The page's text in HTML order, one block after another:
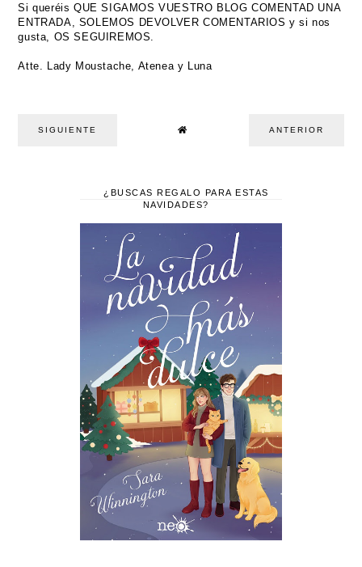
Si queréis QUE SIGAMOS VUESTRO BLOG COMENTAD UNA
ENTRADA, SOLEMOS DEVOLVER COMENTARIOS y si nos
gusta, OS SEGUIREMOS.
Atte. Lady Moustache, Atenea y Luna
SIGUIENTE ANTERIOR
¿BUSCAS REGALO PARA ESTAS
NAVIDADES?